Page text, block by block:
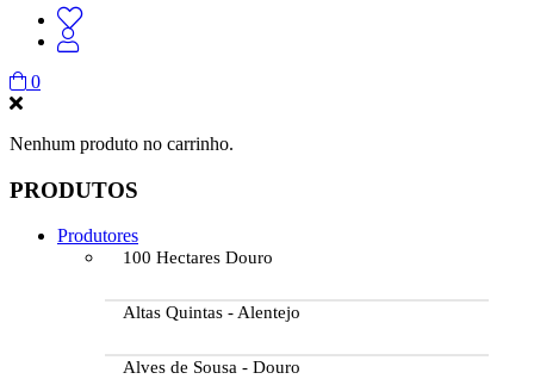
0
Nenhum produto no carrinho.
PRODUTOS
Produtores
100 Hectares Douro
Altas Quintas - Alentejo
Alves de Sousa - Douro